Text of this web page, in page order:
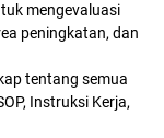
mengevaluasi
peningkatan, dan
tentang semua
Instruksi Kerja,